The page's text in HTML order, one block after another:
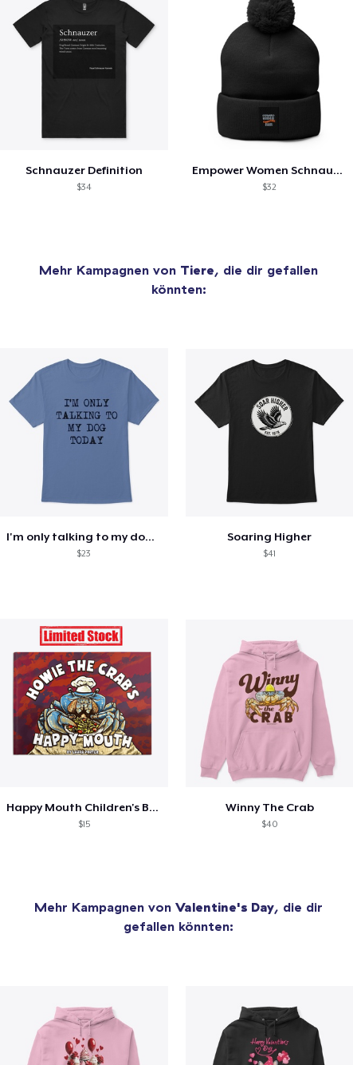
Schnauzer Definition
$34
Empower Women Schnauzer Mom
$32
Mehr Kampagnen von Tiere, die dir gefallen
könnten:
I'm only talking to my dog today
$23
Soaring Higher
$41
Happy Mouth Children's Book
$15
Winny The Crab
$40
Mehr Kampagnen von Valentine's Day, die dir
gefallen könnten: